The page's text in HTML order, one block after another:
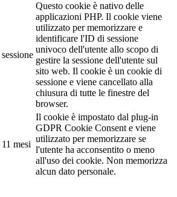
sessione
Questo cookie è nativo delle
applicazioni PHP. Il cookie viene
utilizzato per memorizzare e
identificare l'ID di sessione
univoco dell'utente allo scopo di
gestire la sessione dell'utente sul
sito web. Il cookie è un cookie di
sessione e viene cancellato alla
chiusura di tutte le finestre del
browser.
11 mesi
Il cookie è impostato dal plug-in
GDPR Cookie Consent e viene
utilizzato per memorizzare se
l'utente ha acconsentito o meno
all'uso dei cookie. Non memorizza
alcun dato personale.